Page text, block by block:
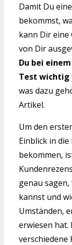
Damit Du
bekommst,
kann Dir eine
von Dir
Du bei
Test wichtig
was dazu
Artikel.
Um den
Einblick in
bekommen,
genau
kannst und
Umständen,
erwiesen hat.
verschiedene